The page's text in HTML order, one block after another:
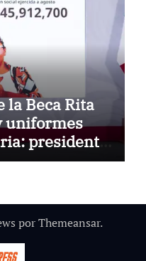
Beca Rita
uniformes
presidenta
porThemeansar.